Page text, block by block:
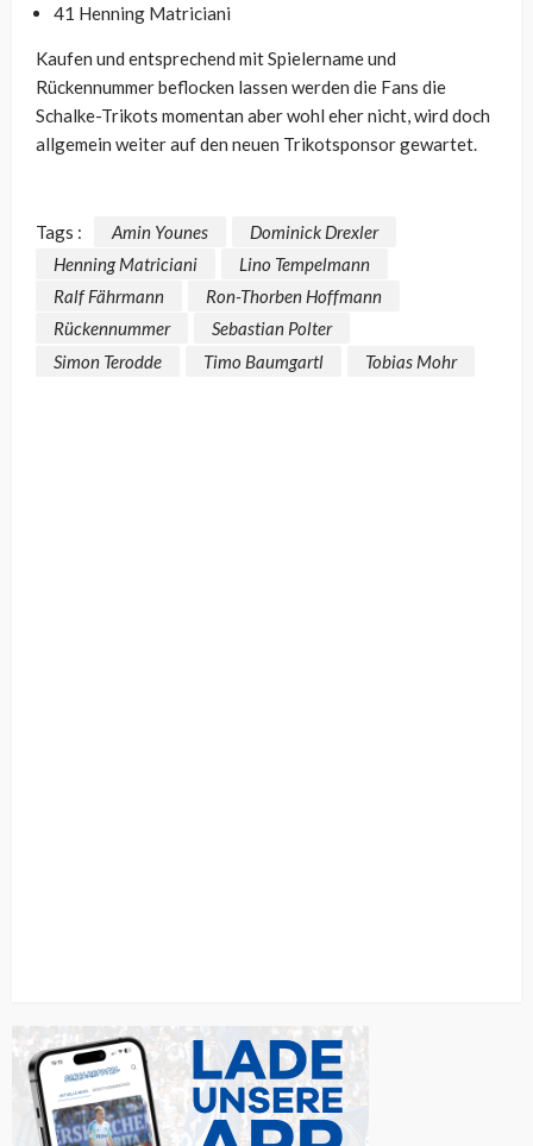
41 Henning Matriciani
Kaufen und entsprechend mit Spielername und
Rückennummer beflocken lassen werden die Fans die
Schalke-Trikots momentan aber wohl eher nicht, wird doch
allgemein weiter auf den neuen Trikotsponsor gewartet.
Tags : Amin Younes
Dominick Drexler
Henning Matriciani
Lino Tempelmann
Ralf Fährmann
Ron-Thorben Hoffmann
Rückennummer
Sebastian Polter
Simon Terodde
Timo Baumgartl Tobias Mohr